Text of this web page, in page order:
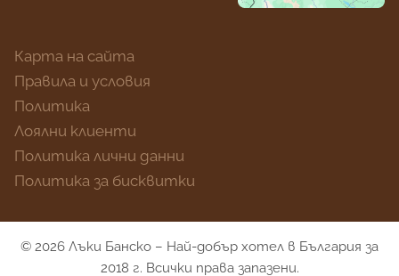
Карта на сайта
Правила и условия
Политика
Лоялни клиенти
Политика лични данни
Политика за бисквитки
© 2026 Лъки Банско – Най-добър хотел в България за
2018 г. Всички права запазени.